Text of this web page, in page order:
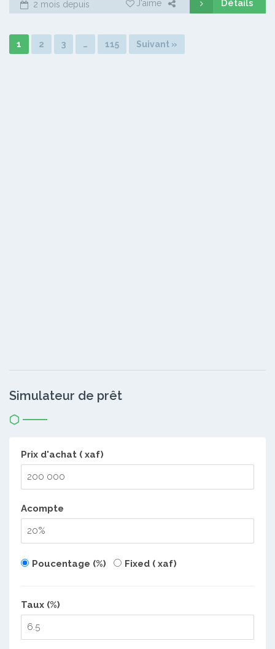
2 mois depuis J'aime Détails
1 2 3 … 115 Suivant »
Simulateur de prêt
Prix d'achat ( xaf)
Acompte
Poucentage (%) Fixed ( xaf)
Taux (%)